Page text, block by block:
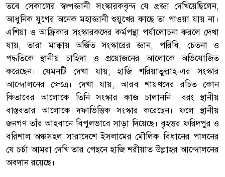
তবে সেকালের স্বল্পজ্ঞানী সংস্কারকবৃন্দ যে প্রজ্ঞা দেখিয়েছিলেন,
আধুনিক যুগের অনেক মহাজ্ঞানী শুয়ুখের কাছে তা পাওয়া যায় না।
এশিয়া ও আফ্রিকার সংস্কারকদের কর্মপন্থা পর্যালোচনা করলে দেখা
যায়, তারা মাক্কায় অর্জিত সংস্কারের জ্ঞান, পরিধি, চেতনা ও
পদ্ধতিকে স্থানীয় চাহিদা ও প্রয়োজনের আলোকে অভিযোজিত
করেছেন। যেমনটি দেখা যায়, হাজি শরিয়াতুল্লাহ-এর সংস্কার
আন্দোলনের ক্ষেত্রে। দেখা যায়, আরব শায়খদের রচিত কোন
কিতাবের আলোকে তিনি সংস্কার কাজ চালাননি। বরং স্থানীয়
বাস্তবতার আলোকে দফাভিত্তিক সংস্কার করেছেন। ফলে স্থানীয়
জনগণ তাঁর আহবানে বিপুলভাবে সাড়া দিয়েছে। বৃহত্তর ফরিদপুর ও
বরিশাল অঞ্চসহল সারাদেশে ইসলামের মৌলিক বিধানের পালনের
যে চর্চা আমরা দেখি তার পেছনে হাজি শরীয়াত উল্লাহর আন্দোলনের
অবদান রয়েছে।